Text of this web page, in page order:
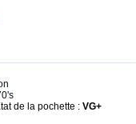
de la pochette : VG+